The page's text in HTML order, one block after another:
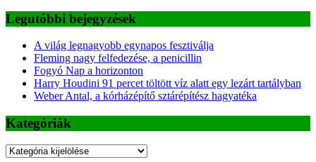
Legutóbbi bejegyzések
A világ legnagyobb egynapos fesztiválja
Fleming nagy felfedezése, a penicillin
Fogyó Nap a horizonton
Harry Houdini 91 percet töltött víz alatt egy lezárt tartályban
Weber Antal, a kórházépítő sztárépítész hagyatéka
Kategóriák
Kategóriák